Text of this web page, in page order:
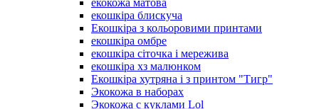
екокожа матова
екошкіра блискуча
Екошкіра з кольоровими принтами
екошкіра омбре
екошкіра сіточка і мережива
екошкіра хз малюнком
Екошкіра хутряна і з принтом "Тигр"
Экокожа в наборах
Экокожа с куклами Lol